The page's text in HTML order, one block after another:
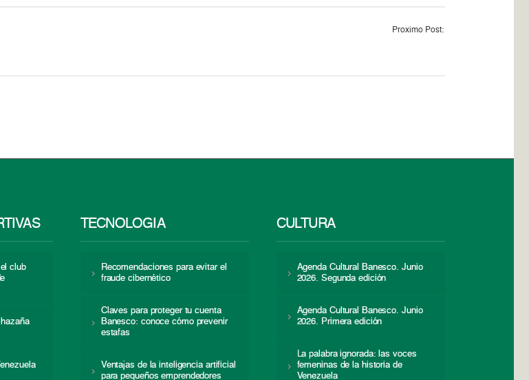
Proximo Post:
club
TECNOLOGÍA
Recomendaciones para evitar el
fraude cibernético
Claves para proteger tu cuenta
Banesco: conoce cómo prevenir
estafas
Ventajas de la inteligencia artificial
para pequeños emprendedores
CULTURA
Agenda Cultural Banesco. Junio
2026. Segunda edición
Agenda Cultural Banesco. Junio
2026. Primera edición
La palabra ignorada: las voces
femeninas de la historia de
Venezuela